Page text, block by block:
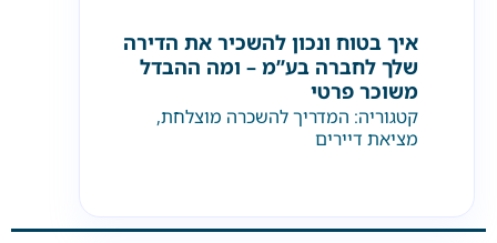
איך בטוח ונכון להשכיר את הדירה
שלך לחברה בע”מ – ומה ההבדל
משוכר פרטי
קטגוריה: המדריך להשכרה מוצלחת,
מציאת דיירים